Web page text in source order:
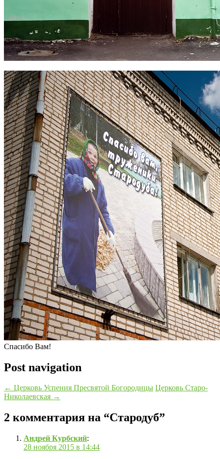
Спасибо Вам!
Post navigation
← Церковь Успения Пресвятой Богородицы Церковь Старо-
Николаевская →
2 комментария на “Стародуб”
Андрей Курбский:
28 ноября 2015 в 14:44